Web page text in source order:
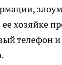
ее хозяйке
телефон и